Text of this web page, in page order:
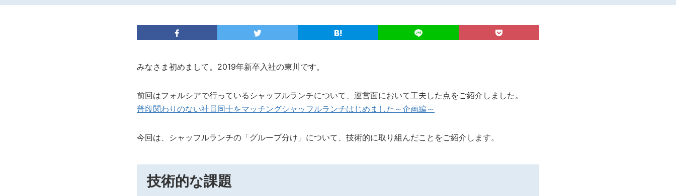
みなさま初めまして。2019年新卒入社の東川です。
前回はフォルシアで行っているシャッフルランチについて、運営面において工夫した点をご紹介しました。
普段関わりのない社員同士をマッチングシャッフルランチはじめました～企画編～
今回は、シャッフルランチの「グループ分け」について、技術的に取り組んだことをご紹介します。
技術的な課題